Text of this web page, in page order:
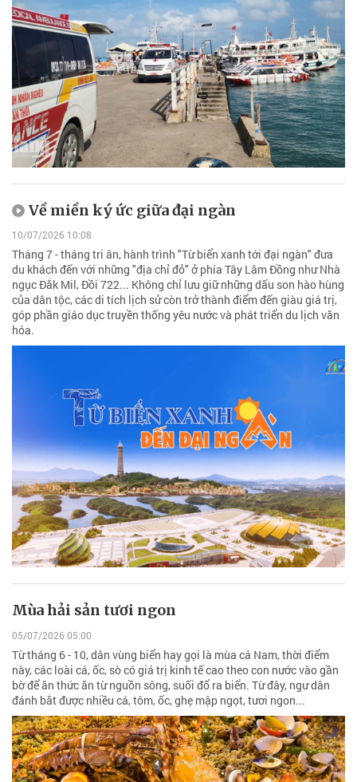
Về miền ký ức giữa đại ngàn
10/07/2026 10:08
Tháng 7 - tháng tri ân, hành trình "Từ biển xanh tới đại ngàn" đưa
du khách đến với những "địa chỉ đỏ" ở phía Tây Lâm Đồng như Nhà
ngục Đắk Mil, Đồi 722... Không chỉ lưu giữ những dấu son hào hùng
của dân tộc, các di tích lịch sử còn trở thành điểm đến giàu giá trị,
góp phần giáo dục truyền thống yêu nước và phát triển du lịch văn
hóa.
Mùa hải sản tươi ngon
05/07/2026 05:00
Từ tháng 6 - 10, dân vùng biển hay gọi là mùa cá Nam, thời điểm
này, các loài cá, ốc, sò có giá trị kinh tế cao theo con nước vào gần
bờ để ăn thức ăn từ nguồn sông, suối đổ ra biển. Từ đây, ngư dân
đánh bắt được nhiều cá, tôm, ốc, ghẹ mập ngọt, tươi ngon...